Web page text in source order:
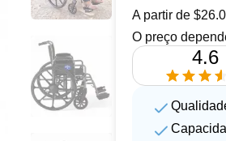
A partir de
O preço
4.6